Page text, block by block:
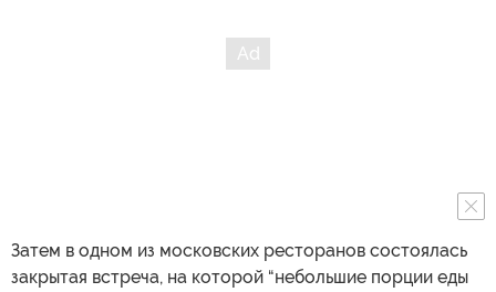
Затем в одном из московских ресторанов состоялась
закрытая встреча, на которой “небольшие порции еды